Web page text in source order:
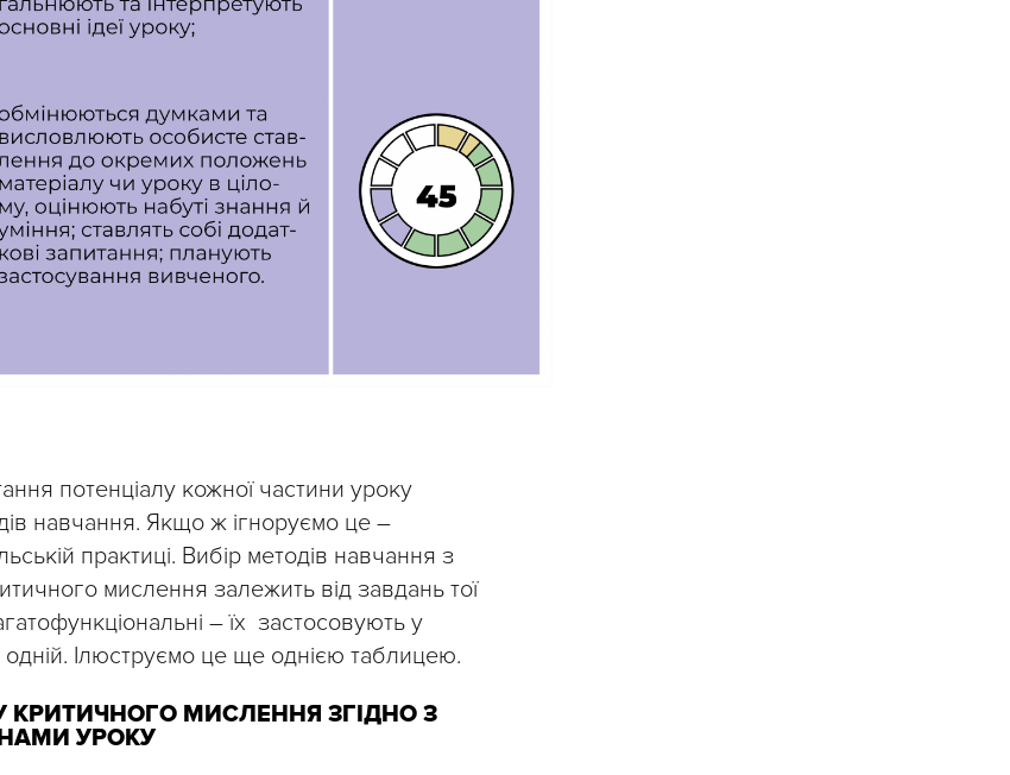
потенціалу кожної частини уроку
навчання. Якщо ж ігноруємо це –
практиці. Вибір методів навчання з
мислення залежить від завдань тої
– їх застосовують у
Ілюструємо це ще однією таблицею.
КРИТИЧНОГО МИСЛЕННЯ ЗГІДНО З
УРОКУ